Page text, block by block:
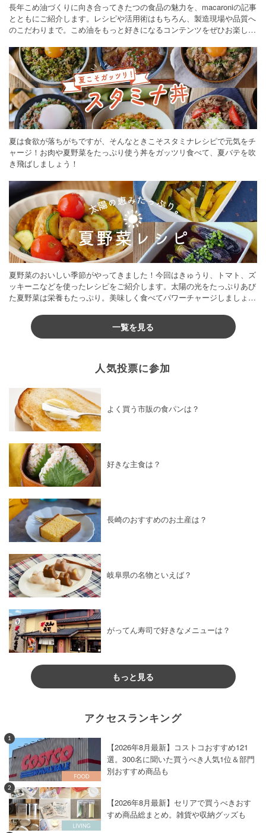
長年こめ油づくりに向き合ってきたつの食品の魅力を、macaroniの記事
とともにご紹介します。レシピや活用術はもちろん、製造現場や品質へ
のこだわりまで。こめ油をもっと好きになるコンテンツをぜひお楽しみ
夏は食欲が落ちがちですが、そんなときこそスタミナレシピで元気をチ
ャージ！お肉や夏野菜をたっぷり使う丼をガッツリ食べて、夏バテを吹
き飛ばしましょう！
夏野菜のおいしい季節がやってきました！今回はきゅうり、トマト、ズ
ッキーニなどを使ったレシピをご紹介します。太陽の光をたっぷりあび
た夏野菜は栄養もたっぷり。美味しく食べてパワーチャージしましょう
一覧を見る
人気投票に参加
よく買う市販の食パンは？
好きな主食は？
長崎のおすすめのお土産は？
岐阜県の名物といえば？
がってん寿司で好きなメニューは？
もっと見る
アクセスランキング
1
【2026年8月最新】コストコおすすめ121
選。300名に聞いた買うべき人気1位＆部門
別おすすめ商品も
2
【2026年8月最新】セリアで買うべきおす
すめ商品総まとめ。雑貨や収納グッズも